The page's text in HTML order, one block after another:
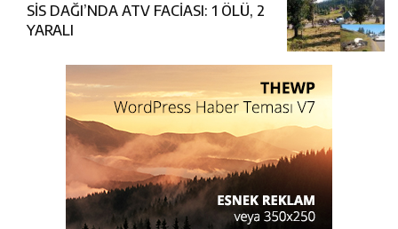
SİS DAĞI’NDA ATV FACİASI: 1 ÖLÜ, 2
YARALI